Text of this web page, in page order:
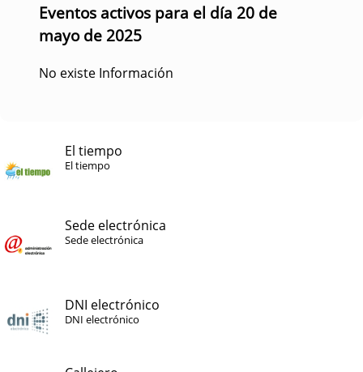
Eventos activos para el día 20 de
mayo de 2025
No existe Información
El tiempo
El tiempo
Sede electrónica
Sede electrónica
DNI electrónico
DNI electrónico